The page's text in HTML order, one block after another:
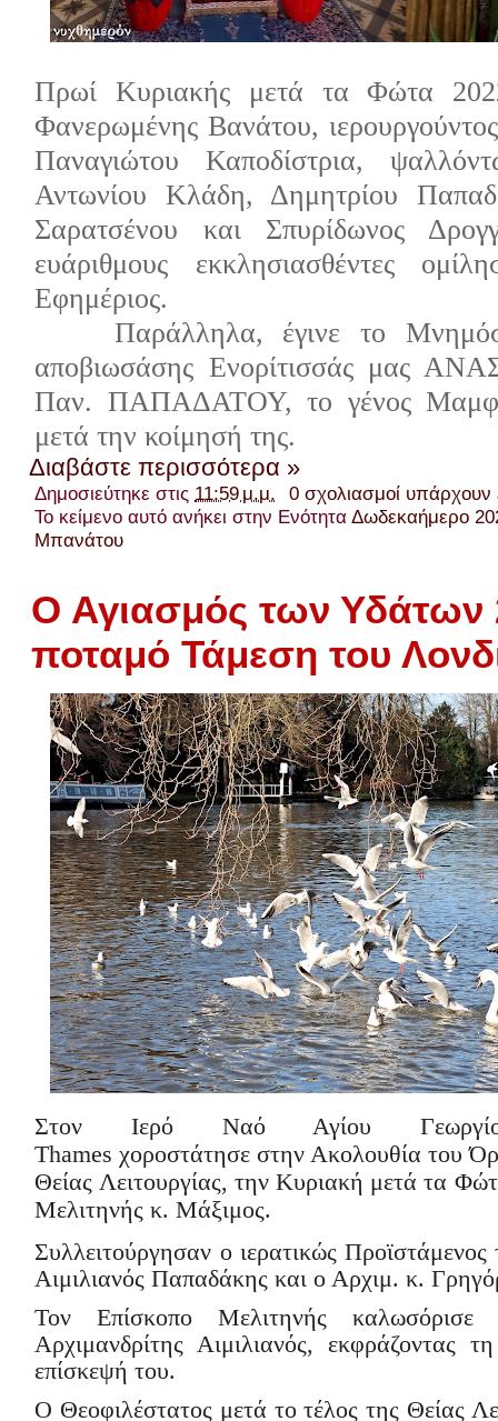
Πρωί Κυριακής μετά τα Φώτα
Φανερωμένης Βανάτου,
Παναγιώτου Καποδίστρια,
Αντωνίου Κλάδη, Δημητρίου
Σαρατσένου και Σπυρίδωνος
ευάριθμους εκκλησιασθέντες
Εφημέριος.
Παράλληλα, έγινε το
αποβιωσάσης Ενορίτισσάς μας
Παν. ΠΑΠΑΔΑΤΟΥ, το γένος
μετά την κοίμησή της.
Διαβάστε περισσότερα »
Δημοσιεύτηκε στις 11:59 μ.μ.
0 σχολιασμοί
Το κείμενο αυτό ανήκει στην ΕνότηταΔωδεκαήμερο
Μπανάτου
Ο Αγιασμός των Υδάτων
ποταμό Τάμεση του
Στον Ιερό Ναό Αγίου
Thames χοροστάτησε στην Ακολουθία του
Θείας Λειτουργίας, την Κυριακή μετά τα
Μελιτηνής κ. Μάξιμος.
Συλλειτούργησαν ο ιερατικώς
Αιμιλιανός Παπαδάκης και ο Αρχιμ. κ.
Τον Επίσκοπο Μελιτηνής
Αρχιμανδρίτης Αιμιλιανός, εκφράζοντας
επίσκεψή του.
Ο Θεοφιλέστατος μετά το τέλος της Θείας